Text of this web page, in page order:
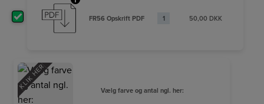
FR56 Opskrift PDF 50,00 DKK
KLIK HER Vælg farve og antal ngl. her: